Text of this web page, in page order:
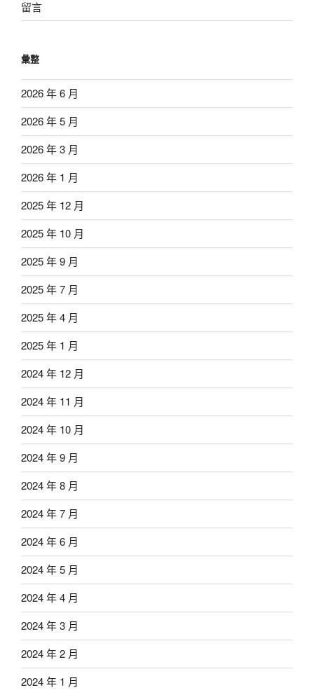
留言
彙整
2026 年 6 月
2026 年 5 月
2026 年 3 月
2026 年 1 月
2025 年 12 月
2025 年 10 月
2025 年 9 月
2025 年 7 月
2025 年 4 月
2025 年 1 月
2024 年 12 月
2024 年 11 月
2024 年 10 月
2024 年 9 月
2024 年 8 月
2024 年 7 月
2024 年 6 月
2024 年 5 月
2024 年 4 月
2024 年 3 月
2024 年 2 月
2024 年 1 月